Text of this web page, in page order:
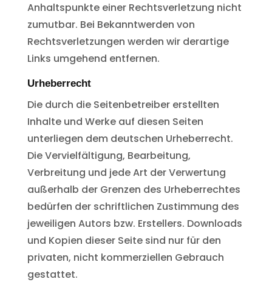
Anhaltspunkte einer Rechtsverletzung nicht
zumutbar. Bei Bekanntwerden von
Rechtsverletzungen werden wir derartige
Links umgehend entfernen.
Urheberrecht
Die durch die Seitenbetreiber erstellten
Inhalte und Werke auf diesen Seiten
unterliegen dem deutschen Urheberrecht.
Die Vervielfältigung, Bearbeitung,
Verbreitung und jede Art der Verwertung
außerhalb der Grenzen des Urheberrechtes
bedürfen der schriftlichen Zustimmung des
jeweiligen Autors bzw. Erstellers. Downloads
und Kopien dieser Seite sind nur für den
privaten, nicht kommerziellen Gebrauch
gestattet.